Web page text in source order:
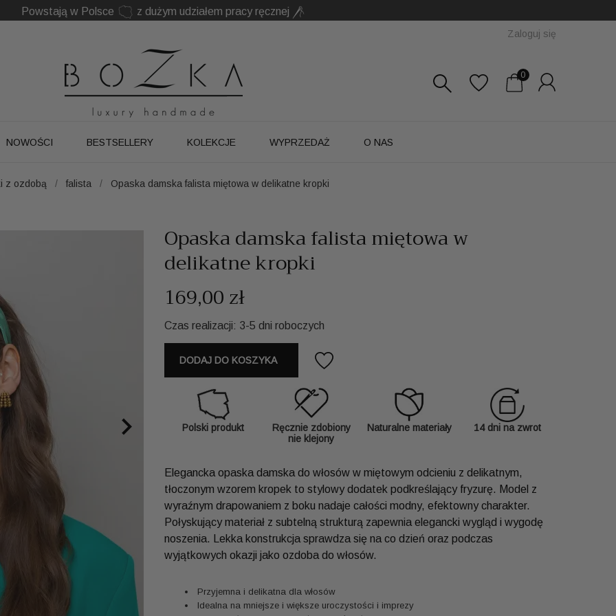
Powstają w Polsce
z dużym udziałem pracy ręcznej
Zaloguj się
0
NOWOŚCI BESTSELLERY KOLEKCJE WYPRZEDAŻ O NAS
z ozdobą falista Opaska damska falista miętowa w delikatne kropki

Opaska damska falista miętowa w
delikatne kropki
169,00 zł
Czas realizacji: 3-5 dni roboczych
DODAJ DO KOSZYKA
Polski produkt
Ręcznie zdobiony
nie klejony
Naturalne materiały 14 dni na zwrot
Elegancka opaska damska do włosów w miętowym odcieniu z delikatnym,
tłoczonym wzorem kropek to stylowy dodatek podkreślający fryzurę. Model z
wyraźnym drapowaniem z boku nadaje całości modny, efektowny charakter.
Połyskujący materiał z subtelną strukturą zapewnia elegancki wygląd i wygodę
noszenia. Lekka konstrukcja sprawdza się na co dzień oraz podczas
wyjątkowych okazji jako ozdoba do włosów.
Przyjemna i delikatna dla włosów
Idealna na mniejsze i większe uroczystości i imprezy